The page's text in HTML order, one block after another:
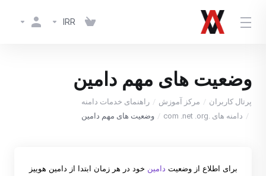
IRR
وضعیت های مهم دامین
پرتال کاربران مرکز آموزش
راهنمای خدمات دامنه
دامنه های .com .net .org
وضعیت های مهم دامین
برای اطلاع از وضعیت دامین خود در هر زمان ابتدا از دامین هوییز